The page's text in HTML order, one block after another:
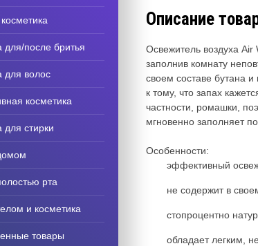
для/после бритья
для волос
косметика
для стирки
рта
и косметика
товары
Описание
Освежитель воздуха
заполнив комнату
своем составе бутана
к тому, что запах
частности, ромашки,
мгновенно заполняет
Особенности:
эффективный
не содержит в
стопроцентно
обладает легким,